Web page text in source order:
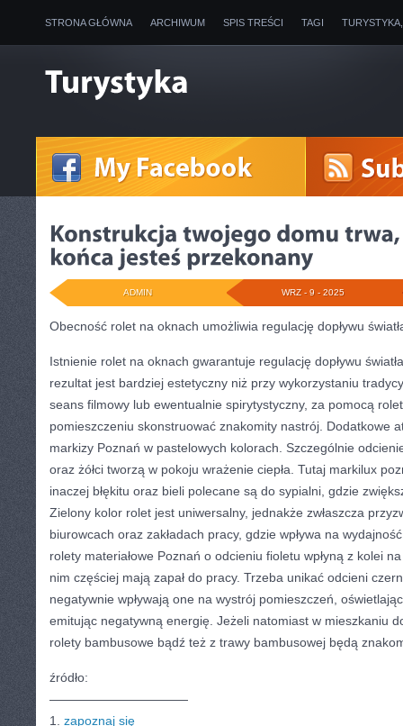
STRONA GŁÓWNA ARCHIWUM SPIS TREŚCI TAGI
WRZ - 9 - 2025
ADMIN
Obecność rolet na oknach umożliwia regulację dopływu
Istnienie rolet na oknach gwarantuje regulację dopływu
rezultat jest bardziej estetyczny niż przy wykorzystaniu
seans filmowy lub ewentualnie spirytystyczny, za pomocą
pomieszczeniu skonstruować znakomity nastrój. Dodatkowe
markizy Poznań w pastelowych kolorach. Szczególnie
oraz żółci tworzą w pokoju wrażenie ciepła. Tutaj markilux
inaczej błękitu oraz bieli polecane są do sypialni, gdzie
Zielony kolor rolet jest uniwersalny, jednakże zwłaszcza
biurowcach oraz zakładach pracy, gdzie wpływa na
rolety materiałowe Poznań o odcieniu fioletu wpłyną z kolei
nim częściej mają zapał do pracy. Trzeba unikać odcieni
negatywnie wpływają one na wystrój pomieszczeń,
emitując negatywną energię. Jeżeli natomiast w mieszkaniu
rolety bambusowe bądź też z trawy bambusowej będą
źródło:
———————————
1. zapoznaj się